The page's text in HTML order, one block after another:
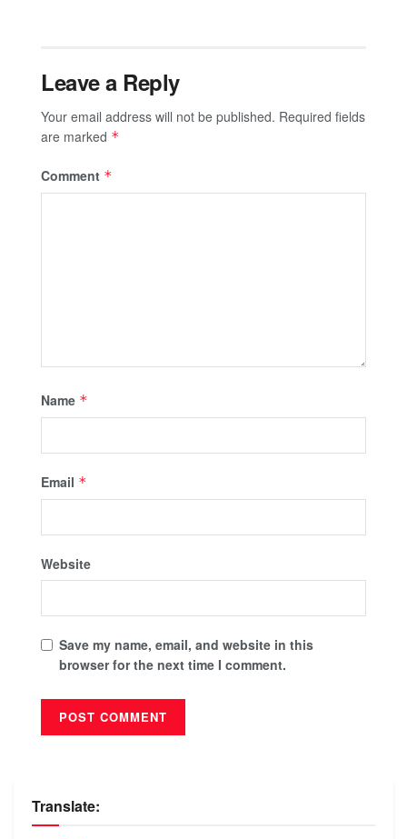
Leave a Reply
Your email address will not be published. Required fields
are marked *
Comment *
Name *
Email *
Website
Save my name, email, and website in this
browser for the next time I comment.
Translate: